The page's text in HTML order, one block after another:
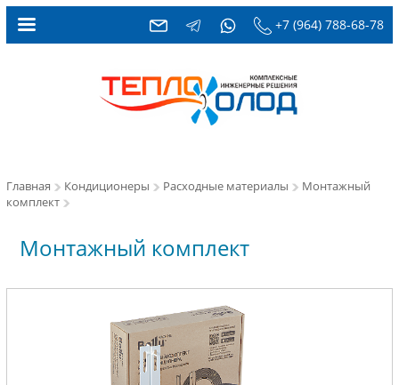
+7 (964) 788-68-78
Главная Кондиционеры Расходные материалы
Монтажный
комплект
Монтажный комплект